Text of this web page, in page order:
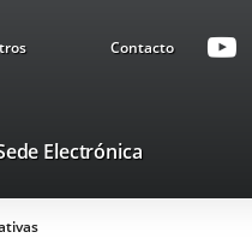
Contacto
ElectrónicaEnlace
una